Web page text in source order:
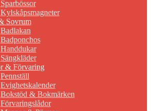
Sparbössor
Kylskåpsmagneter
Sovrum
Badlakan
Badponchos
Handdukar
Sängkläder
& Förvaring
Pennställ
Evighetskalender
Bokstöd & Bokmärken
Förvaringslådor